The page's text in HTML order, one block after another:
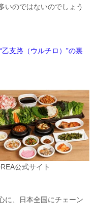
いのではないのでしょう
支路（ウルチロ）”の裏
公式サイト
に、日本全国にチェーン